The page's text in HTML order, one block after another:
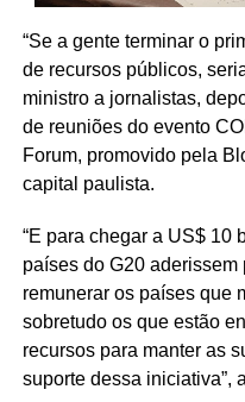
“Se a gente terminar o
de recursos públicos,
ministro a jornalistas,
de reuniões do evento
Forum, promovido pela
capital paulista.
“E para chegar a US$ 10
países do G20 aderissem
remunerar os países que
sobretudo os que estão
recursos para manter as
suporte dessa iniciativa”,